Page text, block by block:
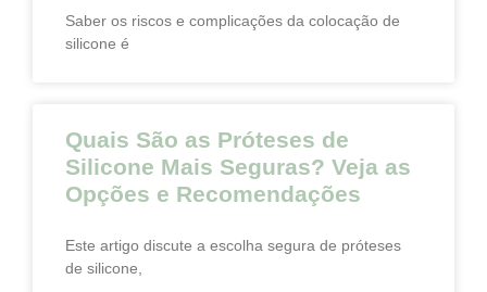
Saber os riscos e complicações da colocação de
silicone é
Quais São as Próteses de
Silicone Mais Seguras? Veja as
Opções e Recomendações
Este artigo discute a escolha segura de próteses
de silicone,